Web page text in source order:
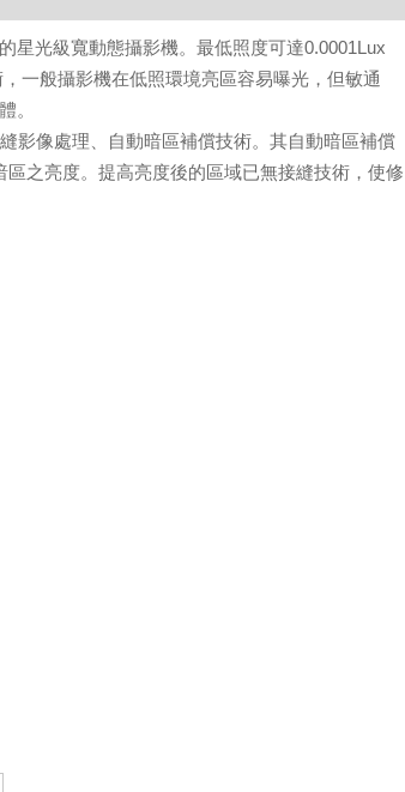
星光級寬動態攝影機。最低照度可達0.0001Lux
一般攝影機在低照環境亮區容易曝光，但敏通
。
像處理、自動暗區補償技術。其自動暗區補償
之亮度。提高亮度後的區域已無接縫技術，使修